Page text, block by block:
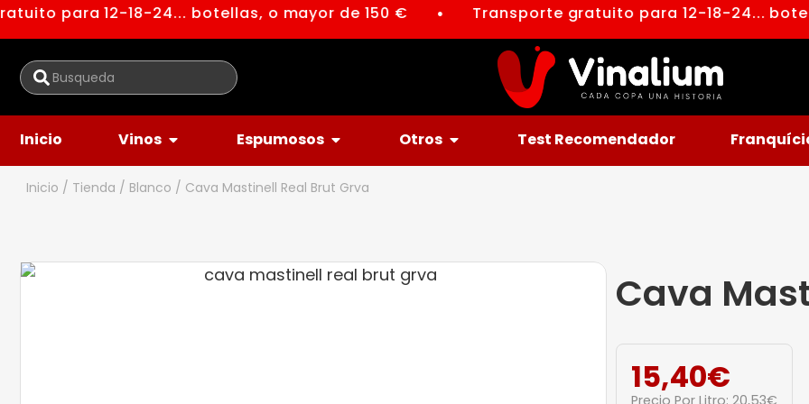
para 12-18-24... botellas, o mayor de 150 € Transporte gratuito para 12-18-24...
Inicio Vinos Espumosos Otros Test Recomendador
Inicio / Tienda / Blanco / Cava Mastinell Real Brut Grva
Cava
15,40€
Precio Por Litro: 20,53€